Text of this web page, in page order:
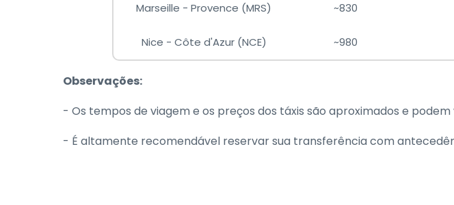
Marseille - Provence (MRS) ~830
Nice - Côte d'Azur (NCE) ~980
Observações:
- Os tempos de viagem e os preços dos táxis são aproximados e
- É altamente recomendável reservar sua transferência com